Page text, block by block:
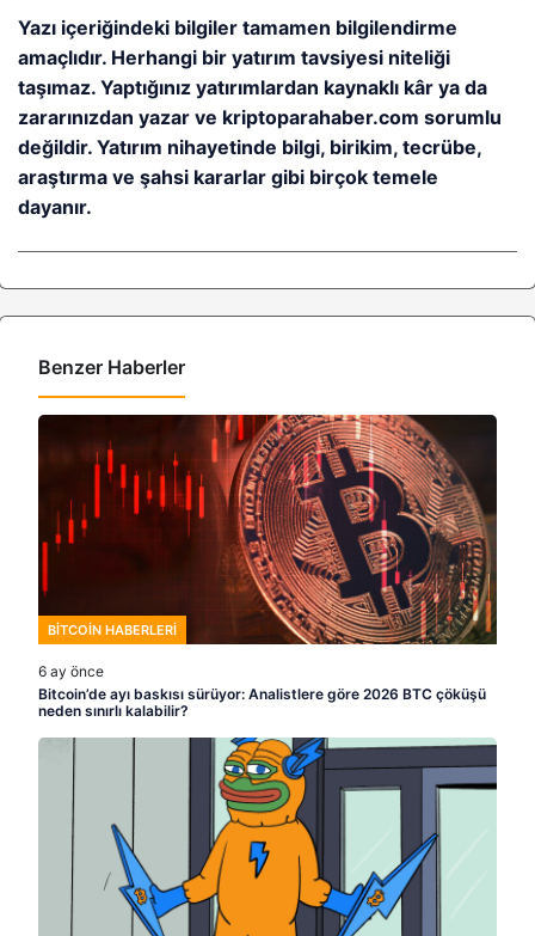
Yazı içeriğindeki bilgiler tamamen bilgilendirme
amaçlıdır. Herhangi bir yatırım tavsiyesi niteliği
taşımaz. Yaptığınız yatırımlardan kaynaklı kâr ya da
zararınızdan yazar ve kriptoparahaber.com sorumlu
değildir. Yatırım nihayetinde bilgi, birikim, tecrübe,
araştırma ve şahsi kararlar gibi birçok temele
dayanır.
Benzer Haberler
BITCOIN HABERLERI
6 ay önce
Bitcoin’de ayı baskısı sürüyor: Analistlere göre 2026 BTC çöküşü
neden sınırlı kalabilir?